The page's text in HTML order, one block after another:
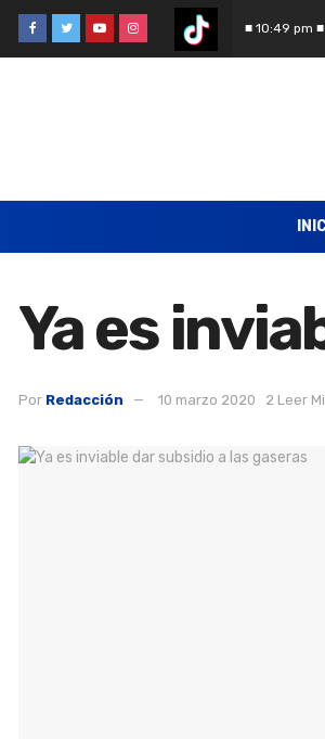
■ 10:49 pm
Ya es
Por Redacción 10 marzo 2020 2 Leer